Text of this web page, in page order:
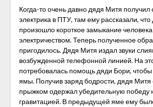
Когда-то очень давно дядя Митя получил
электрика в ПТУ, там ему рассказали, что
произошло короткое замыкание человека
электричеством. Теперь полученное
пригодилось. Дядя Митя издал звуки
возбужденной телефонной линией. На
потребовалась помощь дяди Бори, чтобы
ямы. Получив заряд бодрости, дядя
прыжком одержал убедительную победу
гравитацией. В предыдущей яме ему